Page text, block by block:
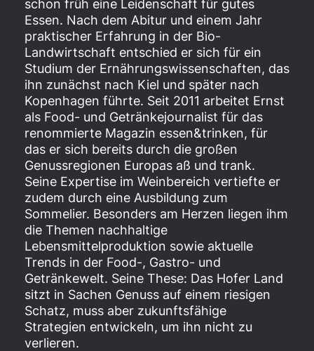
schon früh eine Leidenschaft für gutes
Essen. Nach dem Abitur und einem Jahr
praktischer Erfahrung in der Bio-
Landwirtschaft entschied er sich für ein
Studium der Ernährungswissenschaften, das
ihn zunächst nach Kiel und später nach
Kopenhagen führte. Seit 2011 arbeitet Ernst
als Food- und Getränkejournalist für das
renommierte Magazin essen&trinken, für
das er sich bereits durch die großen
Genussregionen Europas aß und trank.
Seine Expertise im Weinbereich vertiefte er
zudem durch eine Ausbildung zum
Sommelier. Besonders am Herzen liegen ihm
die Themen nachhaltige
Lebensmittelproduktion sowie aktuelle
Trends in der Food-, Gastro- und
Getränkewelt. Seine These: Das Hofer Land
sitzt in Sachen Genuss auf einem riesigen
Schatz, muss aber zukunftsfähige
Strategien entwickeln, um ihn nicht zu
verlieren.